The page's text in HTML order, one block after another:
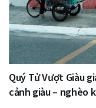
Quý Tử Vượt Giàu
cảnh giàu – nghèo